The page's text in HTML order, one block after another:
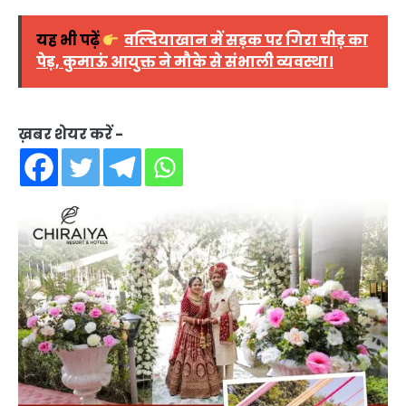
यह भी पढ़ें
वल्दियाखान में सड़क पर गिरा चीड़ का
पेड़, कुमाऊं आयुक्त ने मौके से संभाली व्यवस्था।
ख़बर शेयर करें -